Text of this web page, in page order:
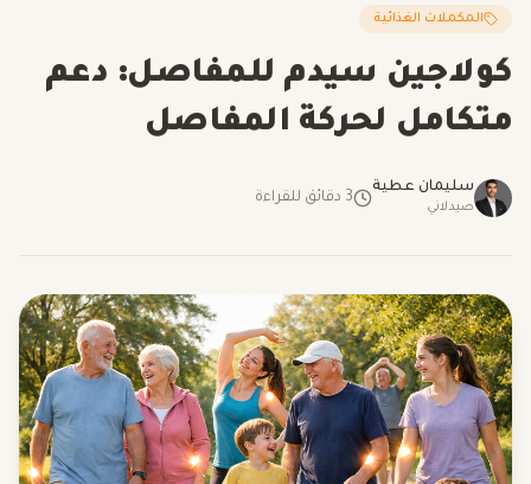
المكملات الغذائية
كولاجين سيدم للمفاصل: دعم
متكامل لحركة المفاصل
سليمان عطية
صيدلاني
3 دقائق للقراءة